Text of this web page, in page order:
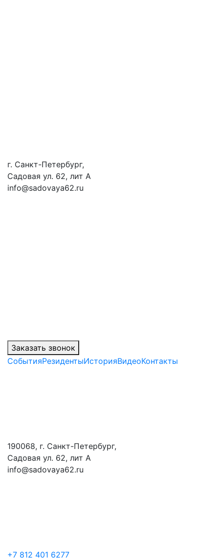
г. Санкт-Петербург,
Садовая ул. 62, лит А
info@sadovaya62.ru
Заказать звонок
СобытияРезидентыИсторияВидеоКонтакты
190068, г. Санкт-Петербург,
Садовая ул. 62, лит А
info@sadovaya62.ru
+7 812 401 6277